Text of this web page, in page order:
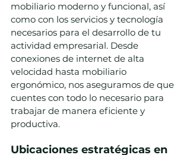
mobiliario moderno y funcional, así
como con los servicios y tecnología
necesarios para el desarrollo de tu
actividad empresarial. Desde
conexiones de internet de alta
velocidad hasta mobiliario
ergonómico, nos aseguramos de que
cuentes con todo lo necesario para
trabajar de manera eficiente y
productiva.
Ubicaciones estratégicas en